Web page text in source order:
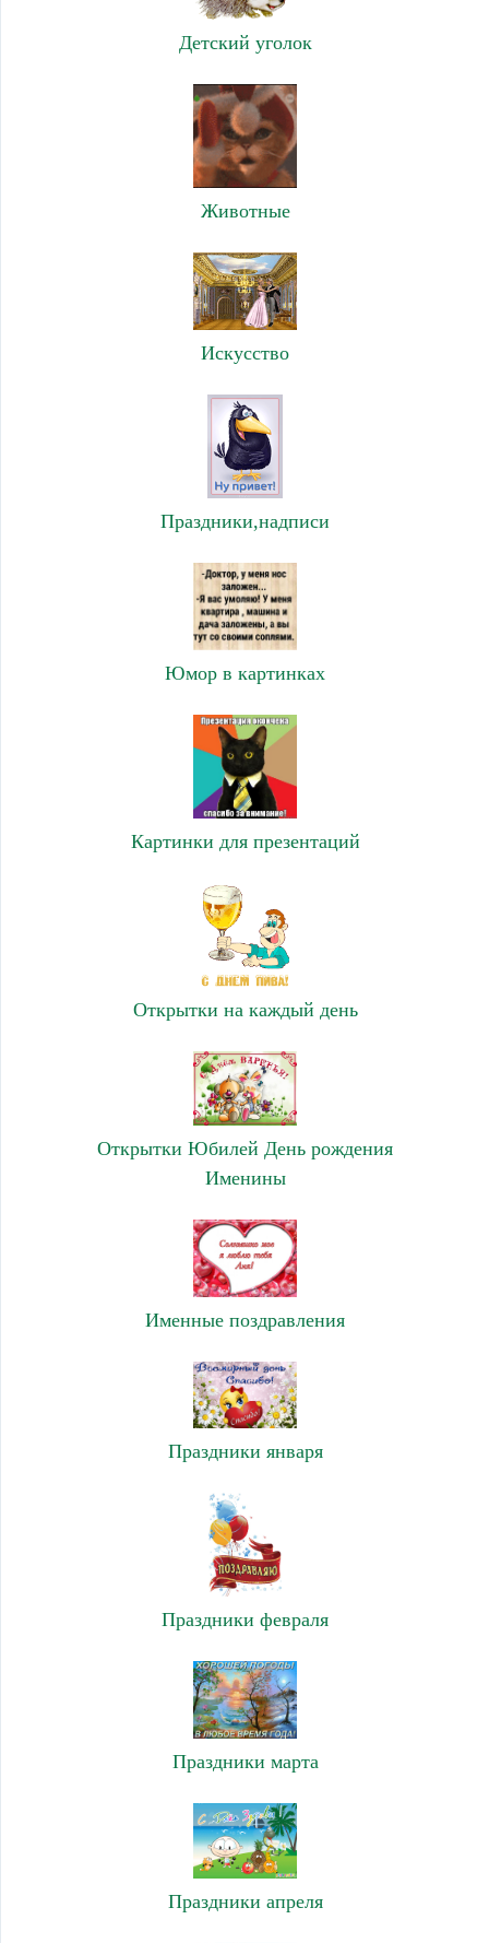
Детский уголок
Животные
Искусство
Праздники,надписи
Юмор в картинках
Картинки для презентаций
Открытки на каждый день
Открытки Юбилей День рождения
Именины
Именные поздравления
Праздники января
Праздники февраля
Праздники марта
Праздники апреля